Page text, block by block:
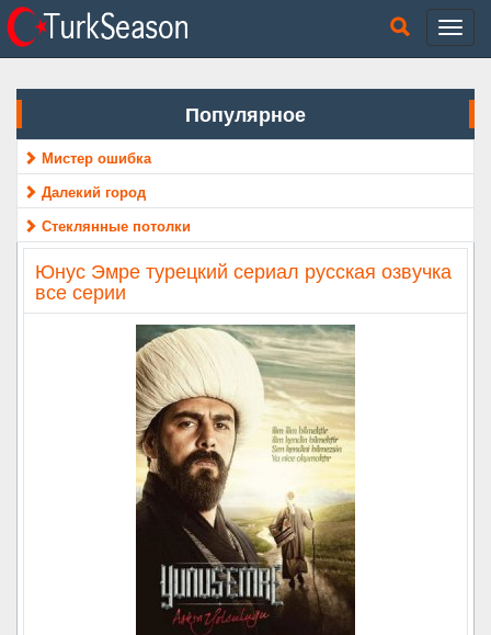
Популярное
Мистер ошибка
Далекий город
Стеклянные потолки
Юнус Эмре турецкий сериал русская озвучка
все серии